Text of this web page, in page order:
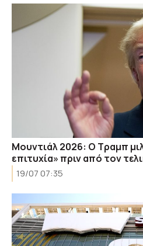
Μουντιάλ 2026: Ο Τραμπ
επιτυχία» πριν από τον
19/07 07:35